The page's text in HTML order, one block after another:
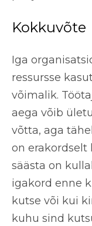
Kokkuvõte
Iga
ressursse
võimalik.
aega võib
võtta, aga
on erakordselt
säästa on
igakord enne
kutse või kui
kuhu sind